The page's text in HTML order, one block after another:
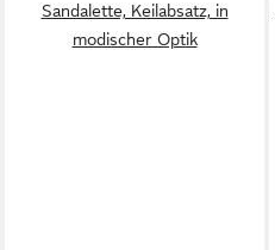
Sandalette, Keilabsatz, in
modischer Optik